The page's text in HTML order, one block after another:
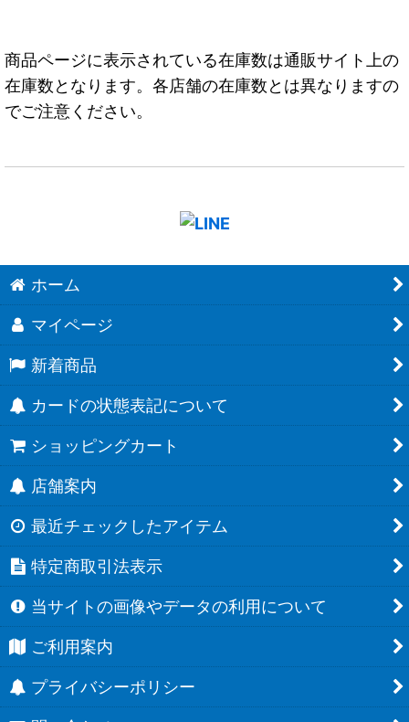
商品ページに表示されている在庫数は通販サイト上の
在庫数となります。各店舗の在庫数とは異なりますの
でご注意ください。
ホーム
マイページ
新着商品
カードの状態表記について
ショッピングカート
店舗案内
最近チェックしたアイテム
特定商取引法表示
当サイトの画像やデータの利用について
ご利用案内
プライバシーポリシー